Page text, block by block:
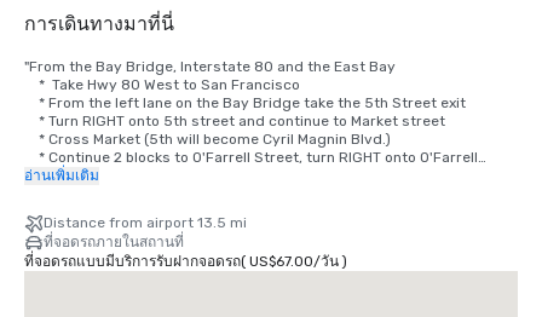
การเดินทางมาที่นี่
"From the Bay Bridge, Interstate 80 and the East Bay
    *  Take Hwy 80 West to San Francisco
    * From the left lane on the Bay Bridge take the 5th Street exit
    * Turn RIGHT onto 5th street and continue to Market street
    * Cross Market (5th will become Cyril Magnin Blvd.)
    * Continue 2 blocks to O'Farrell Street, turn RIGHT onto O'Farrell
    * Turn LEFT onto Powell
in Union Square, San Francisco
From Airport
    *  Take 101 North to San Francisco toward the Bay Bridge
อ่านเพิ่มเติม
Distance from airport 13.5 mi
ที่จอดรถภายในสถานที่
ที่จอดรถแบบมีบริการรับฝากจอดรถ( US$67.00/วัน)